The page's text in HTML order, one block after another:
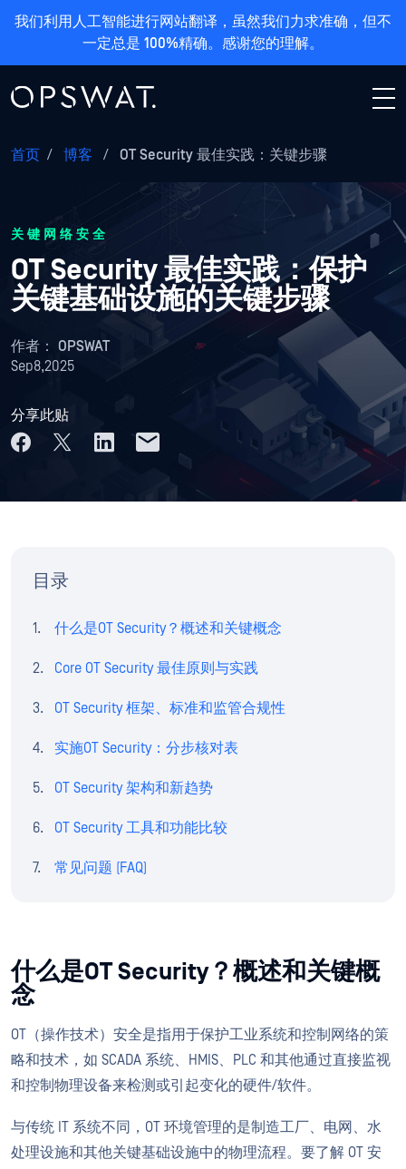
我们利用人工智能进行网站翻译，虽然我们力求准确，但不
一定总是 100%精确。感谢您的理解。
首页 / 博客 / OT Security 最佳实践：关键步骤
关键网络安全
OT Security 最佳实践：保护
关键基础设施的关键步骤
作者： OPSWAT
Sep8,2025
分享此贴
目录
什么是OT Security？概述和关键概念
Core OT Security 最佳原则与实践
OT Security 框架、标准和监管合规性
实施OT Security：分步核对表
OT Security 架构和新趋势
OT Security 工具和功能比较
常见问题 (FAQ)
什么是OT Security？概述和关键概
念
OT（操作技术）安全是指用于保护工业系统和控制网络的策
略和技术，如 SCADA 系统、HMIS、PLC 和其他通过直接监视
和控制物理设备来检测或引起变化的硬件/软件。
与传统 IT 系统不同，OT 环境管理的是制造工厂、电网、水
处理设施和其他关键基础设施中的物理流程。要了解 OT 安